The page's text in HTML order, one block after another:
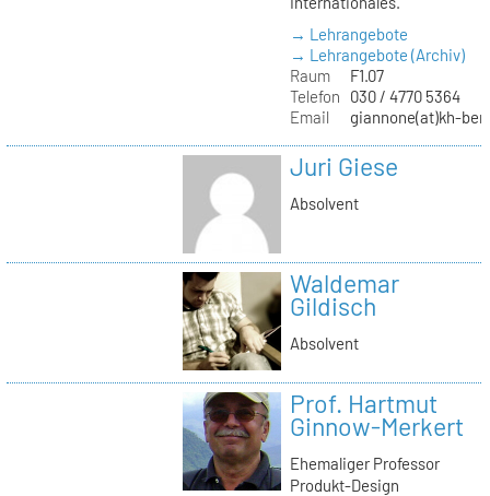
→ Lehrangebote
→ Lehrangebote (Archiv)
Raum
F1.07
Telefon
030 / 4770 5364
Email
giannone(at)kh-
Juri Giese
Absolvent
Waldemar
Gildisch
Absolvent
Prof. Hartmut
Ginnow-Merkert
Ehemaliger Professor
Produkt-Design